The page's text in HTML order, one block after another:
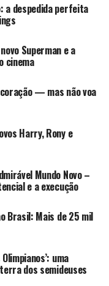
a despedida perfeita
Superman e a
cinema
— mas não voa
Harry, Rony e
Mundo Novo –
e a execução
Brasil: Mais de 25 mil
uma
dos semideuses